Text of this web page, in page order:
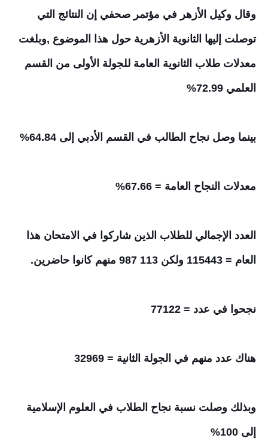
وقال وكيل الأزهر في مؤتمر صحفي إن النتائج التي
توصلت إليها الثانوية الأزهرية حول هذا الموضوع ,وبلغت
معدلات طلاب الثانوية العامة للجولة الأولى من القسم
العلمي 72.99%
بينما وصل نجاح الطالب في القسم الأدبي إلى 64.84%
معدلات النجاح العامة = 67.66%
العدد الإجمالي للطلاب الذين شاركوا في الامتحان هذا
العام = 115443 ولكن 113 987 منهم كانوا حاضرين.
نجحوا في عدد = 77122
هناك عدد منهم في الجولة الثانية = 32969
وبذلك وصلت نسبة نجاح الطلاب في العلوم الإسلامية
إلى 100%